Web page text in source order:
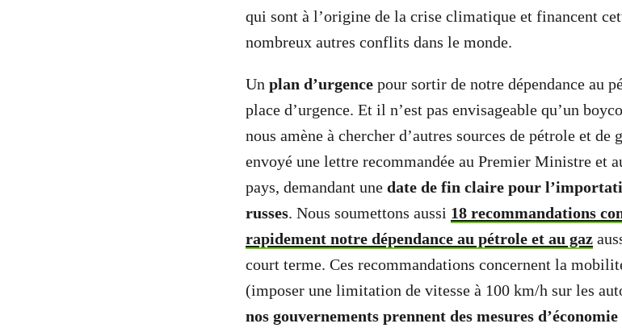
qui sont à l’origine de la crise climatique et financent
nombreux autres conflits dans le monde.
Un plan d’urgence pour sortir de notre dépendance au
place d’urgence. Et il n’est pas envisageable qu’un
nous amène à chercher d’autres sources de pétrole et de
envoyé une lettre recommandée au Premier Ministre et
pays, demandant une date de fin claire pour
russes. Nous soumettons aussi 18 recommandations
rapidement notre dépendance au pétrole et au gaz
court terme. Ces recommandations concernent la
(imposer une limitation de vitesse à 100 km/h sur les
nos gouvernements prennent des mesures